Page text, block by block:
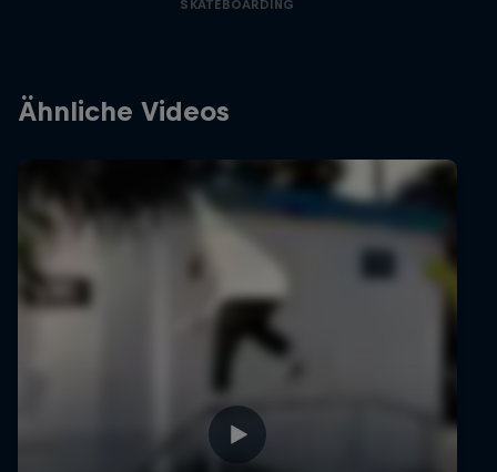
SKATEBOARDING
Ähnliche Videos